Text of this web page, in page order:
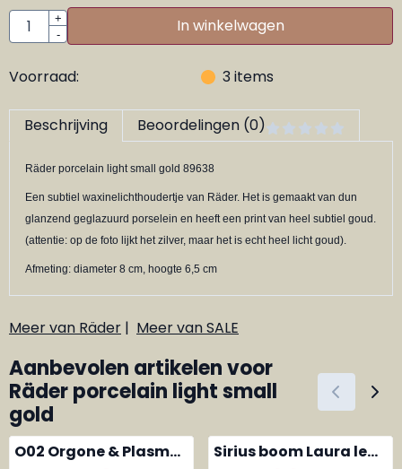
Aantal
+
-
In winkelwagen
Voorraad: 3items
Beschrijving Beoordelingen (0)
Räder porcelain light small gold 89638
Een subtiel waxinelichthoudertje van Räder. Het is gemaakt van dun
glanzend geglazuurd porselein en heeft een print van heel subtiel goud.
(attentie: op de foto lijkt het zilver, maar het is echt heel licht goud).
Afmeting: diameter 8 cm, hoogte 6,5 cm
Meer van Räder | Meer van SALE
Aanbevolen artikelen voor
Räder porcelain light small
gold
O02 Orgone & Plasma
Sirius boom Laura led